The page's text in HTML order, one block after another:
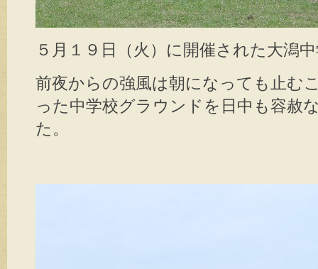
５月１９日（火）に開催された大潟
前夜からの強風は朝になっても止む
った中学校グラウンドを日中も容赦
た。